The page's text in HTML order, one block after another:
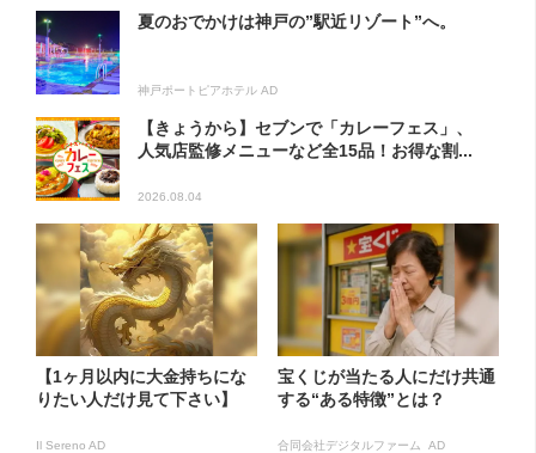
夏のおでかけは神戸の”駅近リゾート”へ。
神戸ポートピアホテル AD
【きょうから】セブンで「カレーフェス」、
人気店監修メニューなど全15品！お得な割...
2026.08.04
【1ヶ月以内に大金持ちにな
りたい人だけ見て下さい】
Il Sereno AD
宝くじが当たる人にだけ共通
する“ある特徴”とは？
合同会社デジタルファーム AD